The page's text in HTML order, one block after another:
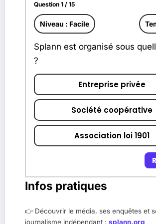
Question 1 / 15
Niveau : Facile
Splann est organisé sous
?
Entreprise privée
Société coopérative
Association loi 1901
Infos pratiques
👉 Découvrir le média, ses enquêtes et
journalisme indépendant : splann.org